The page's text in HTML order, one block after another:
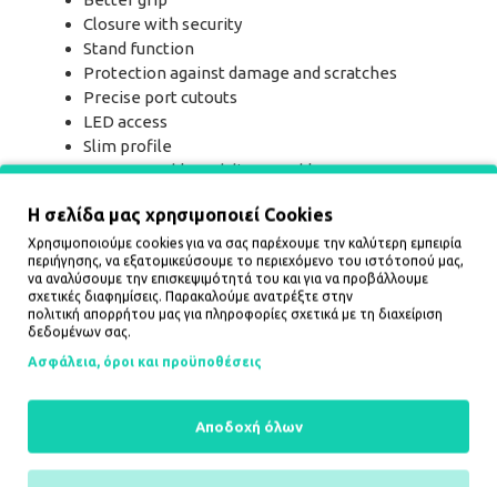
Closure with security
Stand function
Protection against damage and scratches
Precise port cutouts
LED access
Slim profile
Easy assembly and disassembly
Specification Model Slim Hook Type Protective case
for headphones Close Yes (with protection) Stand
function Yes Carabiner Yes Color Black Compatibility
Samsung Galaxy Buds 4 / Buds 4 Pro The set includes
1 × Tech-Protect Slim Hook Case
1 × Carabiner
document.querySelector('.fd-accordion');const
accordionItems = document.querySelectorAll('.fd-
Η σελίδα μας χρησιμοποιεί Cookies
Χρησιμοποιούμε cookies για να σας παρέχουμε την καλύτερη εμπειρία
περιήγησης, να εξατομικεύσουμε το περιεχόμενο του ιστότοπού μας,
να αναλύσουμε την επισκεψιμότητά του και για να προβάλλουμε
σχετικές διαφημίσεις. Παρακαλούμε ανατρέξτε στην
πολιτική απορρήτου μας για πληροφορίες σχετικά με τη διαχείριση
δεδομένων σας.
Ασφάλεια, όροι και προϋποθέσεις
Αποδοχή όλων